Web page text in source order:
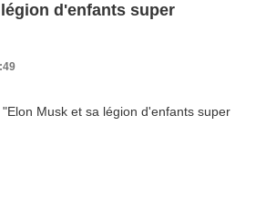
d'enfants super